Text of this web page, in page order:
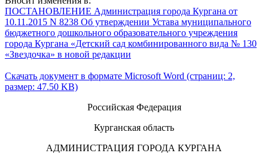
ПОСТАНОВЛЕНИЕ Администрация города Кургана от
10.11.2015 N 8238 Об утверждении Устава муниципального
бюджетного дошкольного образовательного учреждения
города Кургана «Детский сад комбинированного вида № 130
«Звездочка» в новой редакции
Скачать документ в формате Microsoft Word (страниц: 2,
размер: 47.50 KB)
Российская Федерация
Курганская область
АДМИНИСТРАЦИЯ ГОРОДА КУРГАНА